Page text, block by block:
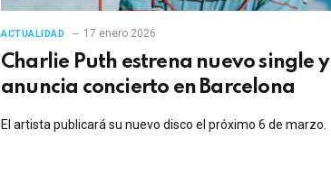
ACTUALIDAD 17 enero 2026
Charlie Puth estrena nuevo single y
anuncia concierto en Barcelona
El artista publicará su nuevo disco el próximo 6 de marzo.